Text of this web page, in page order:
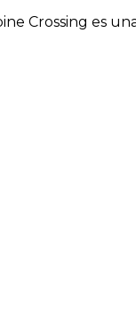
Crossing es una